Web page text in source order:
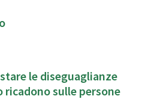
le diseguaglianze
ricadono sulle persone